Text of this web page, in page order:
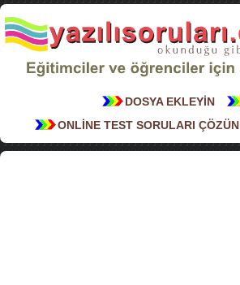
DOSYA EKLEYİN
ONLİNE TEST SORULARI ÇÖZÜN